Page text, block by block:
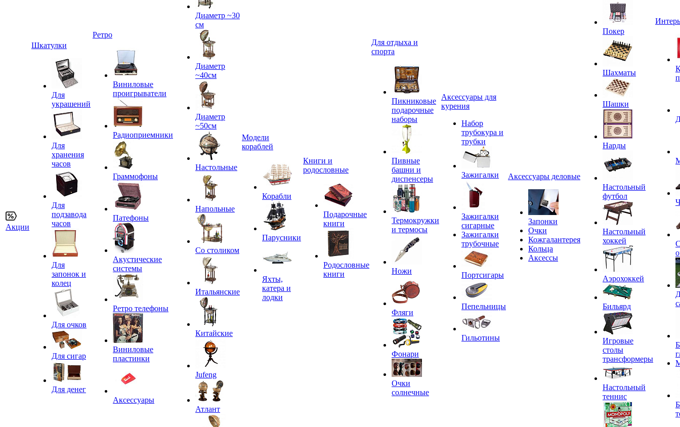
Акции
Шкатулки
Для
украшений
Для
хранения
часов
Для
подзавода
часов
Для
запонок и
колец
Для очков
Для сигар
Для денег
Ретро
Виниловые
проигрыватели
Радиоприемники
Граммофоны
Патефоны
Акустические
системы
Ретро телефоны
Виниловые
пластинки
Аксессуары
Диаметр ~30
см
Диаметр
~40см
Диаметр
~50см
Настольные
Напольные
Со столиком
Итальянские
Китайские
Jufeng
Атлант
Модели
кораблей
Корабли
Парусники
Яхты,
катера и
лодки
Книги и
родословные
Подарочные
книги
Родословные
книги
Для отдыха и
спорта
Пикниковые
подарочные
наборы
Пивные
башни и
диспенсеры
Термокружки
и термосы
Ножи
Фляги
Фонари
Очки
солнечные
Аксессуары для
курения
Набор
трубокура и
трубки
Зажигалки
Зажигалки
сигарные
Зажигалки
трубочные
Портсигары
Пепельницы
Гильотины
Аксессуары деловые
Запонки
Очки
Кожгалантерея
Кольца
Аксессы
Покер
Шахматы
Шашки
Нарды
Настольный
футбол
Настольный
хоккей
Аэрохоккей
Бильярд
Игровые
столы
трансформеры
Настольный
теннис